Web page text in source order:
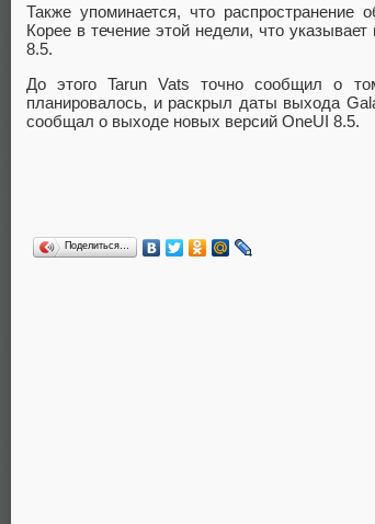
Также упоминается, что
Корее в течение этой недели, что
8.5.
До этого Tarun Vats точно сообщил о
планировалось, и раскрыл даты выхода
сообщал о выходе новых версий OneUI 8.5.
Поделиться…